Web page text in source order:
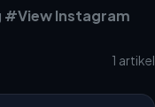
#View Instagram
1 artikel